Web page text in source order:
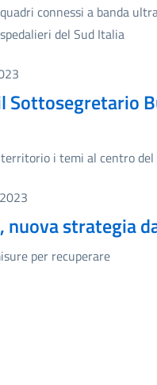
connessi a banda
del Sud Italia
Sottosegretario
i temi al centro del
nuova strategia
per recuperare